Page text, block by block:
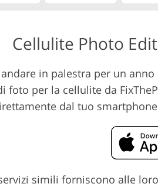
Cellulite Photo
in palestra per un
foto per la cellulite da
dal tuo
simili forniscono alle